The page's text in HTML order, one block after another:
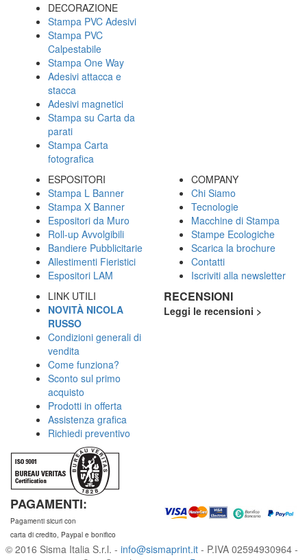
DECORAZIONE
Stampa PVC Adesivi
Stampa PVC
Calpestabile
Stampa One Way
Adesivi attacca e
stacca
Adesivi magnetici
Stampa su Carta da
parati
Stampa Carta
fotografica
ESPOSITORI
Stampa L Banner
Stampa X Banner
Espositori da Muro
Roll-up Avvolgibili
Bandiere Pubblicitarie
Allestimenti Fieristici
Espositori LAM
COMPANY
Chi Siamo
Tecnologie
Macchine di Stampa
Stampe Ecologiche
Scarica la brochure
Contatti
Iscriviti alla newsletter
LINK UTILI
NOVITÀ NICOLA
RUSSO
Condizioni generali di
vendita
Come funziona?
Sconto sul primo
acquisto
Prodotti in offerta
Assistenza grafica
Richiedi preventivo
RECENSIONI
Leggi le recensioni >
PAGAMENTI:
Pagamenti sicuri con
carta di credito, Paypal e bonifico
© 2016 Sisma Italia S.r.l. - info@sismaprint.it- P.IVA 02594930964 -